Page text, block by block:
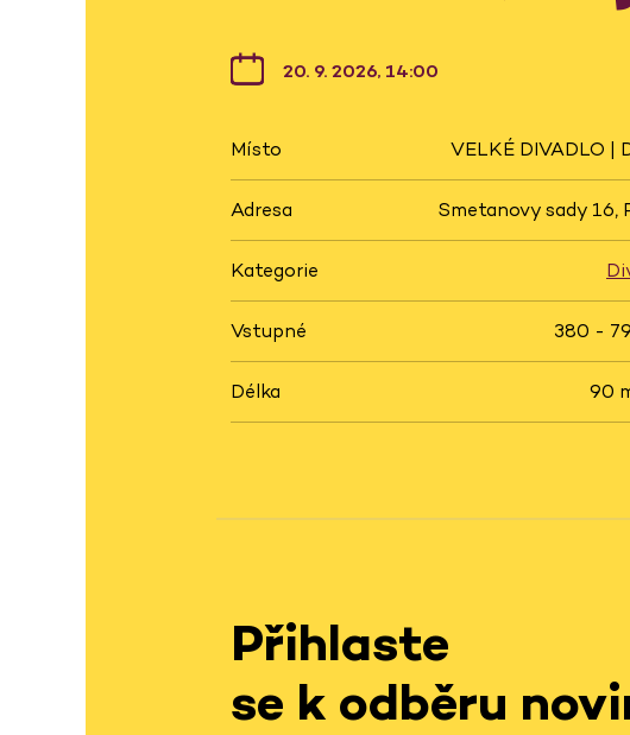
20. 9. 2026, 14:00
Místo VELKÉ DIVADLO |
Adresa Smetanovy sady 16,
Kategorie
Vstupné 380 -
Délka 90
Přihlaste
se k odběru